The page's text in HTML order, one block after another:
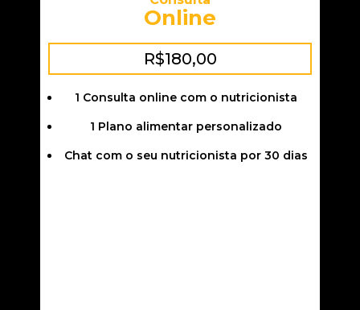
Online
R$180,00
1 Consulta online com o nutricionista
1 Plano alimentar personalizado
Chat com o seu nutricionista por 30 dias